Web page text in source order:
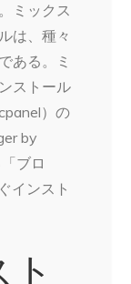
ミックス
は、種々
ある。ミ
ストール
）の
by
ブロ
インスト